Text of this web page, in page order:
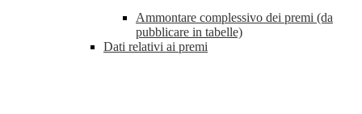
Ammontare complessivo dei premi (da
pubblicare in tabelle)
Dati relativi ai premi